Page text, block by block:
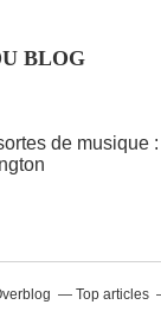
BLOG
de musique
Top articles